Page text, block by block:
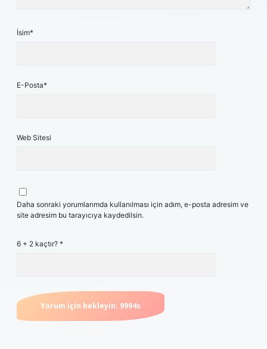
İsim*
E-Posta*
Web Sitesi
Daha sonraki yorumlarımda kullanılması için adım, e-posta adresim ve
site adresim bu tarayıcıya kaydedilsin.
6 + 2 kaçtır? *